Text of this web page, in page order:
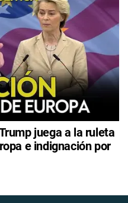
juega a la ruleta
e indignación por